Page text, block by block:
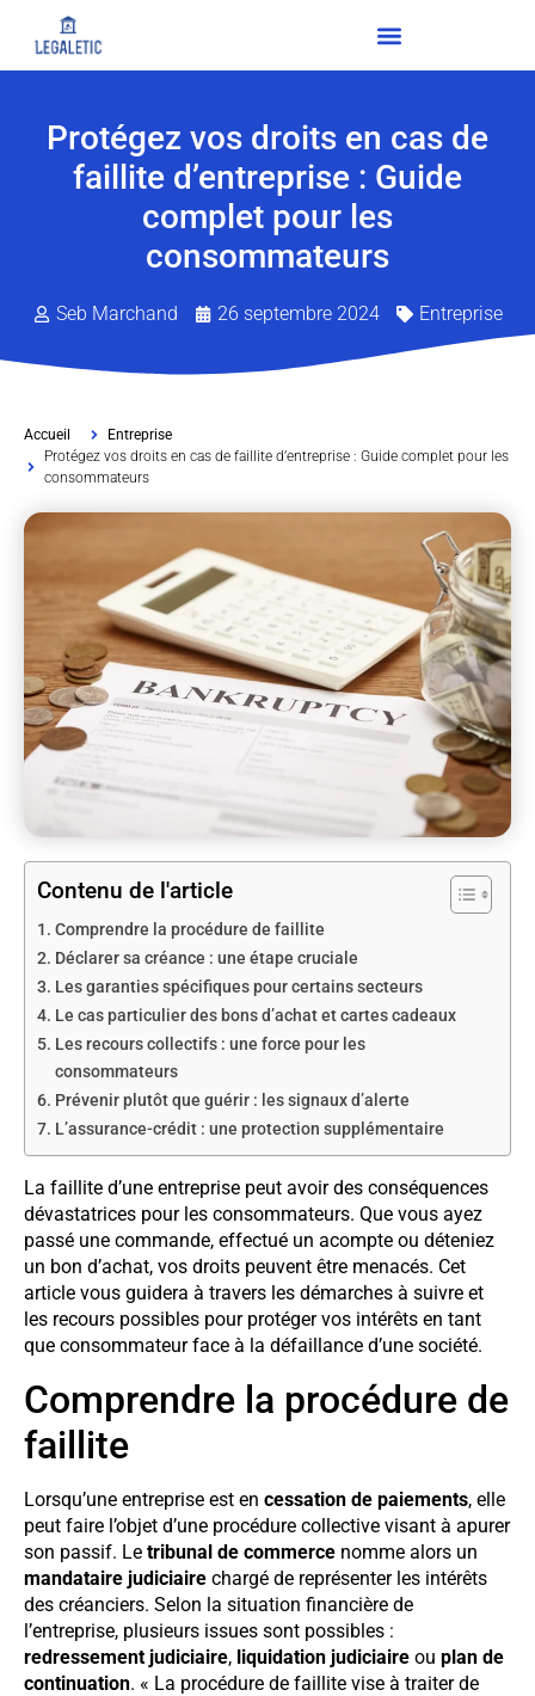
Protégez vos droits en cas de
faillite d’entreprise : Guide
complet pour les
consommateurs
Seb Marchand 26 septembre 2024 Entreprise
Accueil
Entreprise
Protégez vos droits en cas de faillite d’entreprise : Guide complet pour les
consommateurs
Contenu de l'article
Comprendre la procédure de faillite
Déclarer sa créance : une étape cruciale
Les garanties spécifiques pour certains secteurs
Le cas particulier des bons d’achat et cartes cadeaux
Les recours collectifs : une force pour les
consommateurs
Prévenir plutôt que guérir : les signaux d’alerte
L’assurance-crédit : une protection supplémentaire
La faillite d’une entreprise peut avoir des conséquences
dévastatrices pour les consommateurs. Que vous ayez
passé une commande, effectué un acompte ou déteniez
un bon d’achat, vos droits peuvent être menacés. Cet
article vous guidera à travers les démarches à suivre et
les recours possibles pour protéger vos intérêts en tant
que consommateur face à la défaillance d’une société.
Comprendre la procédure de
faillite
Lorsqu’une entreprise est en cessation de paiements, elle
peut faire l’objet d’une procédure collective visant à apurer
son passif. Le tribunal de commerce nomme alors un
mandataire judiciaire chargé de représenter les intérêts
des créanciers. Selon la situation financière de
l’entreprise, plusieurs issues sont possibles :
redressement judiciaire, liquidation judiciaire ou plan de
continuation. « La procédure de faillite vise à traiter de